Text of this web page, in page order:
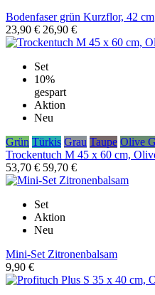
Bodenfaser grün Kurzflor, 42 cm
23,90 € 26,90 €
Set
10%
gespart
Aktion
Neu
Grün Türkis Grau Taupe Olive
Trockentuch M 45 x 60 cm,
53,70 € 59,70 €
Set
Aktion
Neu
Mini-Set Zitronenbalsam
9,90 €